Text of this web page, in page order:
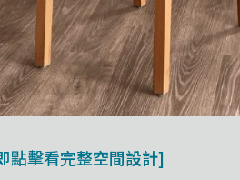
點擊看完整空間設計]